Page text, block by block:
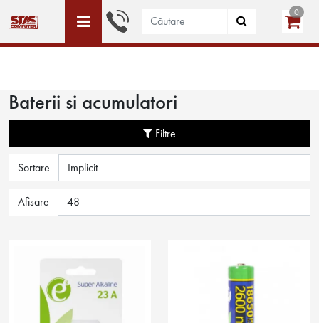
ACEST SITE ESTE DEDICAT DOAR PERSOANELE JURIDICE
CREEAZĂ CONT
0
Baterii si acumulatori
Filtre
Sortare
Afisare